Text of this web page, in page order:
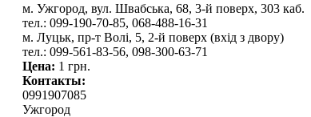
м. Ужгород, вул. Швабська, 68, 3-й поверх, 303 каб.
тел.: 099-190-70-85, 068-488-16-31
м. Луцьк, пр-т Волі, 5, 2-й поверх (вхід з двору)
тел.: 099-561-83-56, 098-300-63-71
Цена: 1 грн.
Контакты:
0991907085
Ужгород